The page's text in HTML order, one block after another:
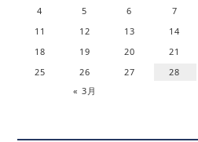
« 3月
4
5 6 7
11
12 13 14
18
19 20 21
25
26 27 28